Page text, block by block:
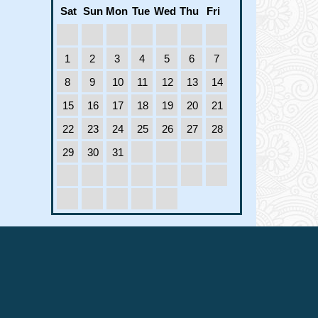
JAN
1970
1
JAN
1970
1
JAN
1970
ইএফটি ফরম পূরণ সংক্রান্ত
18
FEB
মহান শহীদ দিবস ও
আন্তর্জাতিক মাতৃভাষা দিবস
17
রুটিন
Sat Sun Mon Tue Wed Thu Fri
1 2 3 4 5 6
7
8
9 10 11 12 13
14
15
16 17 18 19 20
21
22
23 24 25 26 27
28
29
30 31